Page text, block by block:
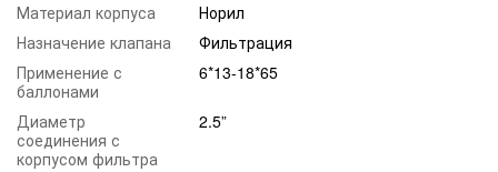
Дисплей сигнализирует о технической неисправности
системы.
Устойчивость к реагентам.
Возможность просматривать сохраненную информацию
о работе фильтра.
Материал корпуса
Норил
Назначение клапана
Фильтрация
Применение с
баллонами
6*13-18*65
Диаметр
соединения с
корпусом фильтра
2.5”